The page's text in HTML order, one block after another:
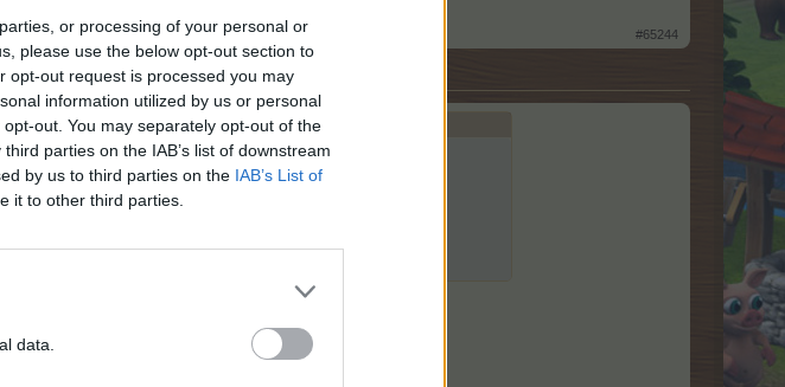
or processing of your personal or
please use the below opt-out section to
opt-out request is processed you may
information utilized by us or personal
out. You may separately opt-out of the
parties on the IAB’s list of downstream
by us to third parties on the IAB’s List of
it to other third parties.
data.
#65244
hogy egy másik dekorrol is érdeklődsz.